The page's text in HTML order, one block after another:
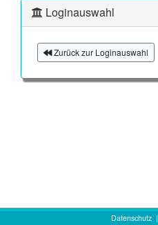
Loginauswahl
Zurück zur Loginauswahl
Datenschutz|